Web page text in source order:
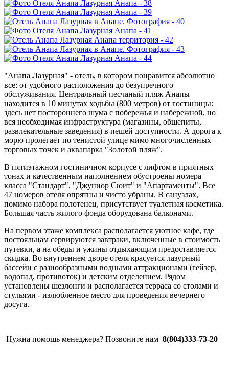
"Анапа Лазурная" - отель, в котором понравится абсолютно
все: от удобного расположения до безупречного
обслуживания. Центральный песчаный пляж Анапы
находится в 10 минутах ходьбы (800 метров) от гостиницы:
здесь нет постороннего шума с побережья и набережной, но
вся необходимая инфраструктура (магазины, общепиты,
развлекательные заведения) в пешей доступности. А дорога к
морю пролегает по тенистой улице мимо многочисленных
торговых точек и аквапарка "Золотой пляж".
В пятиэтажном гостиничном корпусе с лифтом в приятных
тонах и качественным наполнением обустроены номера
класса "Стандарт", "Джуниор Сюит" и "Апартаменты". Все
47 номеров отеля опрятны и чисто убраны. В санузлах,
помимо набора полотенец, присутствует туалетная косметика.
Большая часть жилого фонда оборудована балконами.
На первом этаже комплекса располагается уютное кафе, где
постояльцам сервируются завтраки, включенные в стоимость
путевки, а на обеды и ужины отдыхающим предоставляется
скидка. Во внутреннем дворе отеля красуется лазурный
бассейн с разнообразными водными аттракционами (гейзер,
водопад, противоток) и детским отделением. Рядом
установлены шезлонги и располагается терраса со столами и
стульями - излюбленное место для проведения вечернего
досуга.
Нужна помощь менеджера? Позвоните нам 8(804)333-73-20